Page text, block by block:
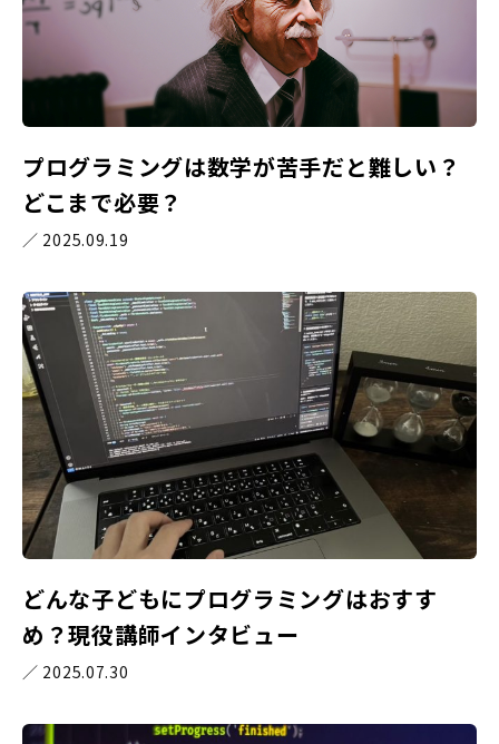
プログラミングは数学が苦手だと難しい？
どこまで必要？
／ 2025.09.19
どんな子どもにプログラミングはおすす
め？現役講師インタビュー
／ 2025.07.30